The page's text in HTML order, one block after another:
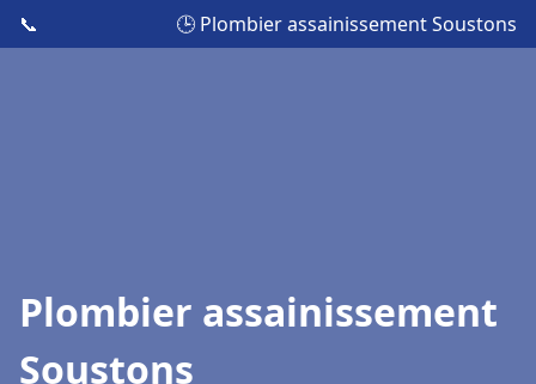
📞 🕒 Plombier assainissement Soustons
Plombier assainissement
Soustons